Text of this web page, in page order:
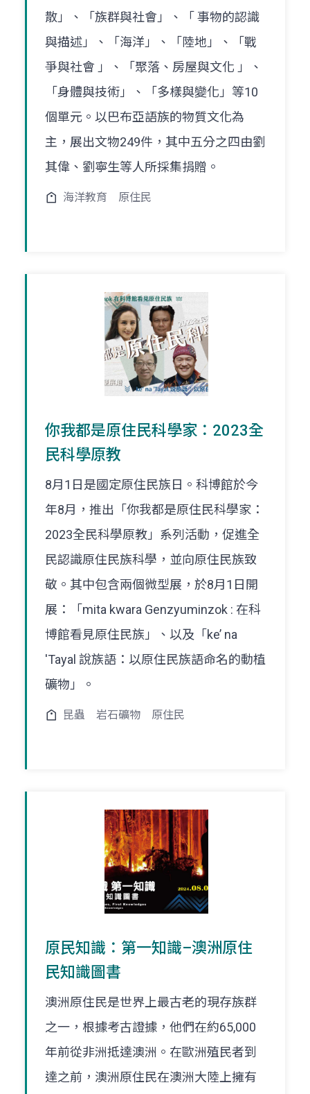
散」、「族群與社會」、「 事物的認識
與描述」、「海洋」、「陸地」、「戰
爭與社會 」、「聚落、房屋與文化 」、
「身體與技術」、「多樣與變化」等10
個單元。以巴布亞語族的物質文化為
主，展出文物249件，其中五分之四由劉
其偉、劉寧生等人所採集捐贈。
海洋教育 原住民
你我都是原住民科學家：2023全
民科學原教
8月1日是國定原住民族日。科博館於今
年8月，推出「你我都是原住民科學家：
2023全民科學原教」系列活動，促進全
民認識原住民族科學，並向原住民族致
敬。其中包含兩個微型展，於8月1日開
展：「mita kwara Genzyuminzok : 在科
博館看見原住民族」、以及「ke’ na
'Tayal 說族語：以原住民族語命名的動植
礦物」。
昆蟲 岩石礦物 原住民
原民知識：第一知識–澳洲原住
民知識圖書
澳洲原住民是世界上最古老的現存族群
之一，根據考古證據，他們在約65,000
年前從非洲抵達澳洲。在歐洲殖民者到
達之前，澳洲原住民在澳洲大陸上擁有